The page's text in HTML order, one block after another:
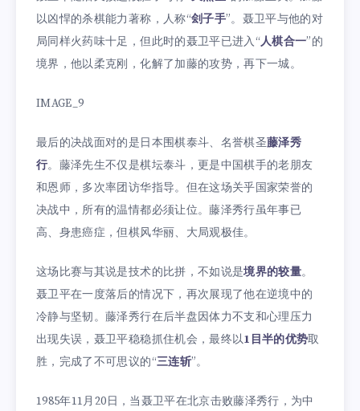
以凶悍的杀棋能力著称，人称“刽子手”。聂卫平与他的对
局同样火药味十足，但此时的聂卫平已进入“人棋合一”的
境界，他以柔克刚，化解了加藤的攻势，再下一城。
IMAGE_9
最后的决战面对的是日本围棋泰斗、名誉棋圣藤泽秀
行。藤泽先生不仅是棋坛泰斗，更是中国棋手的老朋友
和恩师，多次率团访华指导。但在这场关乎国家荣誉的
决战中，所有的温情都必须让位。藤泽秀行虽年事已
高、身患癌症，但棋风华丽、大局观极佳。
这场比赛与其说是技术的比拼，不如说是境界的较量。
聂卫平在一度落后的情况下，再次展现了他在逆境中的
冷静与坚韧。藤泽秀行在后半盘因体力不支和心理压力
出现失误，聂卫平稳稳抓住机会，最终以1目半的优势取
胜，完成了不可思议的“三连斩”。
1985年11月20日，当聂卫平在北京击败藤泽秀行，为中